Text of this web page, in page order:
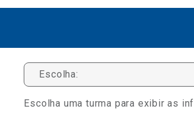
Escolha:
Escolha uma turma para exibir as